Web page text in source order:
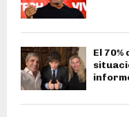
El